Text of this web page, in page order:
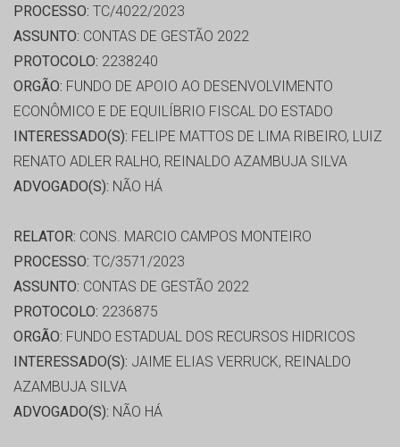
PROCESSO: TC/4022/2023
ASSUNTO: CONTAS DE GESTÃO 2022
PROTOCOLO: 2238240
ORGÃO: FUNDO DE APOIO AO DESENVOLVIMENTO
ECONÔMICO E DE EQUILÍBRIO FISCAL DO ESTADO
INTERESSADO(S): FELIPE MATTOS DE LIMA RIBEIRO, LUIZ
RENATO ADLER RALHO, REINALDO AZAMBUJA SILVA
ADVOGADO(S): NÃO HÁ
RELATOR: CONS. MARCIO CAMPOS MONTEIRO
PROCESSO: TC/3571/2023
ASSUNTO: CONTAS DE GESTÃO 2022
PROTOCOLO: 2236875
ORGÃO: FUNDO ESTADUAL DOS RECURSOS HIDRICOS
INTERESSADO(S): JAIME ELIAS VERRUCK, REINALDO
AZAMBUJA SILVA
ADVOGADO(S): NÃO HÁ